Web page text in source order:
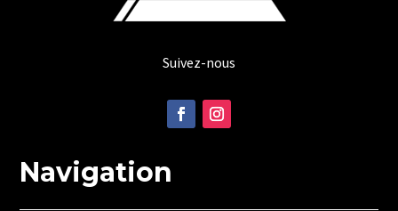
Suivez-nous
Navigation